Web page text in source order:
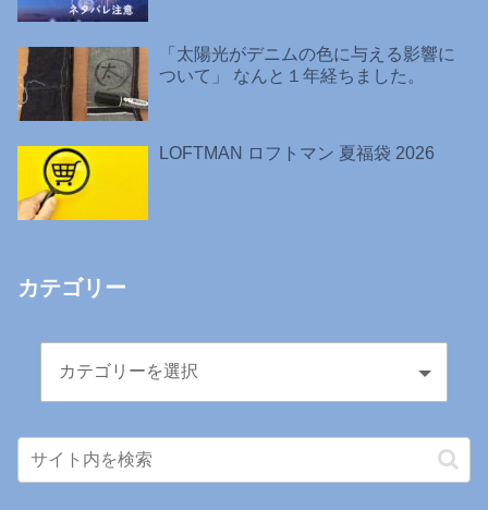
「太陽光がデニムの色に与える影響に
ついて」 なんと１年経ちました。
LOFTMAN ロフトマン 夏福袋 2026
カテゴリー